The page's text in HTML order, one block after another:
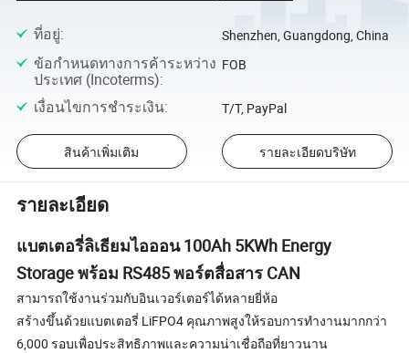
ที่อยู่: Shenzhen, Guangdong, China
ข้อกำหนดทางการค้าระหว่าง
ประเทศ (Incoterms):
FOB
เงื่อนไขการชำระเงิน: T/T, PayPal
สินค้าเพิ่มเติม รายละเอียดบริษัท
รายละเอียด
แบตเตอรี่ลิเธียมไอออน 100Ah 5KWh Energy
Storage พร้อม RS485 พอร์ตสื่อสาร CAN
สามารถใช้งานร่วมกับอินเวอร์เตอร์ได้หลายยี่ห้อ
สร้างขึ้นด้วยแบตเตอรี่ LiFPO4 คุณภาพสูงให้รอบการทำงานมากกว่า
6,000 รอบเพื่อประสิทธิภาพและความน่าเชื่อถือที่ยาวนาน